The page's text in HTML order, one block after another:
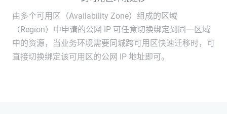
由多个可用区（Availability Zone）组成的区域
（Region）中申请的公网 IP 可任意切换绑定到同一区域
中的资源，当业务环境需要同城跨可用区快速迁移时，可
直接切换绑定该可用区的公网 IP 地址即可。